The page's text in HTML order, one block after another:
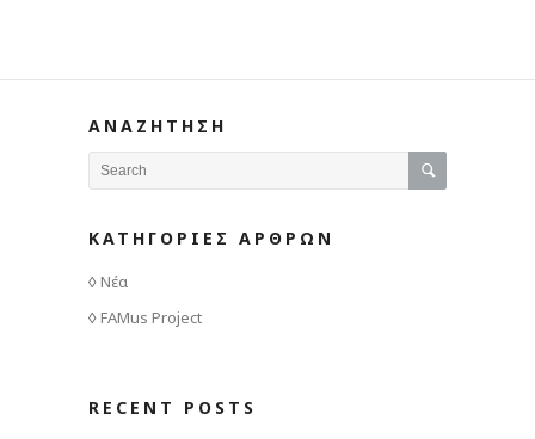
ΑΝΑΖΗΤΗΣΗ
ΚΑΤΗΓΟΡΙΕΣ ΑΡΘΡΩΝ
Νέα
FAMus Project
RECENT POSTS